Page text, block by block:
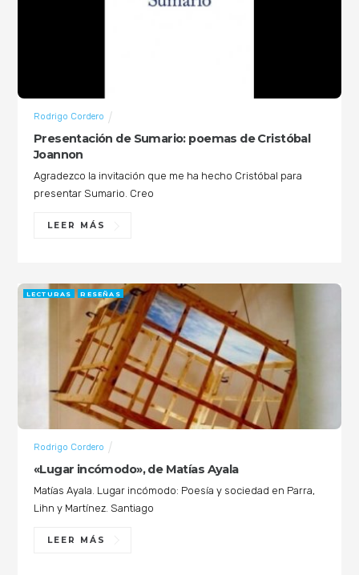
Presentación de Sumario: poemas de Cristóbal
Joannon
Rodrigo Cordero
Agradezco la invitación que me ha hecho Cristóbal para
presentar Sumario. Creo
LEER MÁS
«Lugar incómodo», de Matías Ayala
Rodrigo Cordero
LECTURAS RESEÑAS
Matías Ayala. Lugar incómodo: Poesía y sociedad en Parra,
Lihn y Martínez. Santiago
LEER MÁS